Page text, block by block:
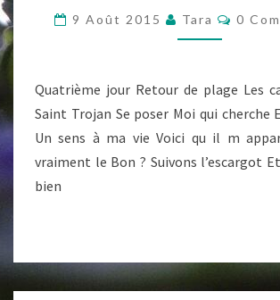
SIGNES
9 Août 2015 Tara 0
Quatrième jour Retour de plage Les
Saint Trojan Se poser Moi qui cherche
Un sens à ma vie Voici qu il m
vraiment le Bon ? Suivons l’escargot
bien